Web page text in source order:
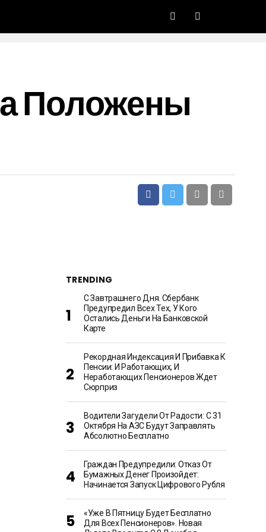
Положены
TRENDING
С Завтрашнего Дня. Сбербанк
Предупредил Всех Тех, У Кого
Остались Деньги На Банковской
Карте
Рекордная Индексация И Прибавка К
Пенсии: И Работающих, И
Неработающих Пенсионеров Ждет
Сюрприз
Водители Загудели От Радости: С 31
Октября На АЗС Будут Заправлять
Абсолютно Бесплатно
Граждан Предупредили: Отказ От
Бумажных Денег Произойдет:
Начинается Запуск Цифрового Рубля
«Уже В Пятницу Будет Бесплатно
Для Всех Пенсионеров». Новая